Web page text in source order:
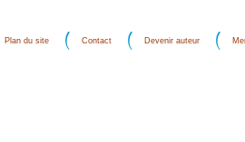
Plan du site Contact Devenir auteur